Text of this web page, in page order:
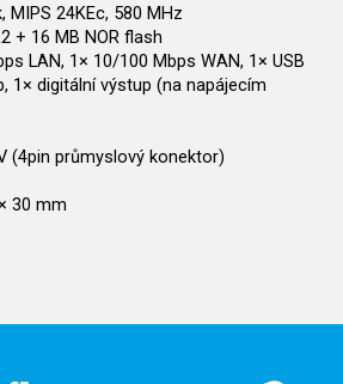
MIPS 24KEc, 580 MHz
+ 16 MB NOR flash
LAN, 1× 10/100 Mbps WAN, 1× USB
1× digitální výstup (na napájecím
(4pin průmyslový konektor)
30 mm